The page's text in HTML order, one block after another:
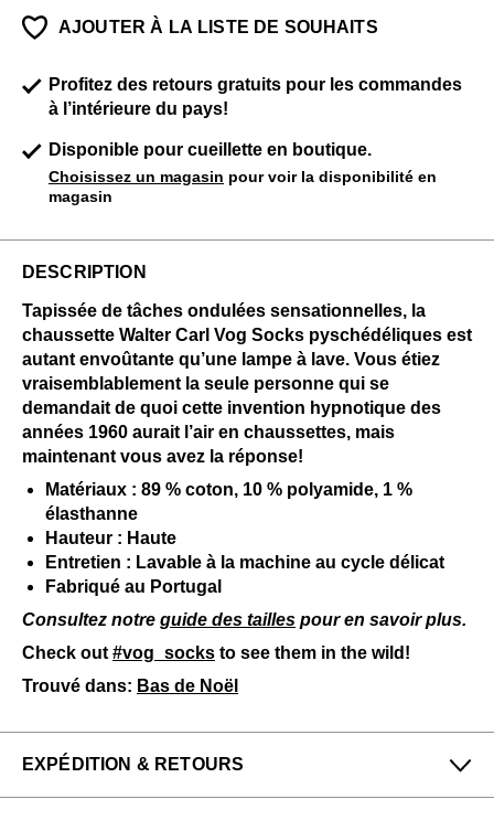
AJOUTER À LA LISTE DE SOUHAITS
Profitez des retours gratuits pour les commandes
à l’intérieure du pays!
Disponible pour cueillette en boutique.
Choisissez un magasin pour voir la disponibilité en
magasin
DESCRIPTION
Tapissée de tâches ondulées sensationnelles, la
chaussette Walter Carl Vog Socks pyschédéliques est
autant envoûtante qu’une lampe à lave. Vous étiez
vraisemblablement la seule personne qui se
demandait de quoi cette invention hypnotique des
années 1960 aurait l’air en chaussettes, mais
maintenant vous avez la réponse!
Matériaux : 89 % coton, 10 % polyamide, 1 %
élasthanne
Hauteur : Haute
Entretien : Lavable à la machine au cycle délicat
Fabriqué au Portugal
Consultez notre guide des tailles pour en savoir plus.
Check out #vog_socks to see them in the wild!
Trouvé dans: Bas de Noël
EXPÉDITION & RETOURS